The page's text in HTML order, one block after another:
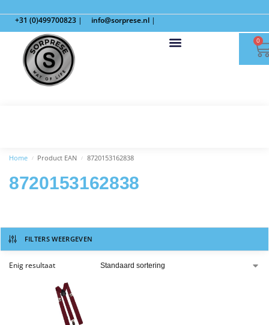
+31 (0)499700823 | info@sorprese.nl |
0
Home / Product EAN / 8720153162838
8720153162838
FILTERS WEERGEVEN
Enig resultaat